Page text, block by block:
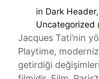
in Dark Header,
Uncategorized
Jacques Tati’nin
Playtime,
getirdiği